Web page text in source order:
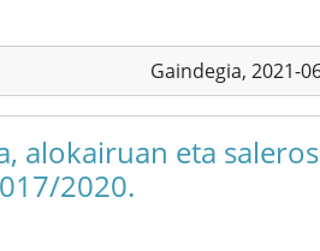
Gaindegia, 2021-
alokairuan eta
2020.